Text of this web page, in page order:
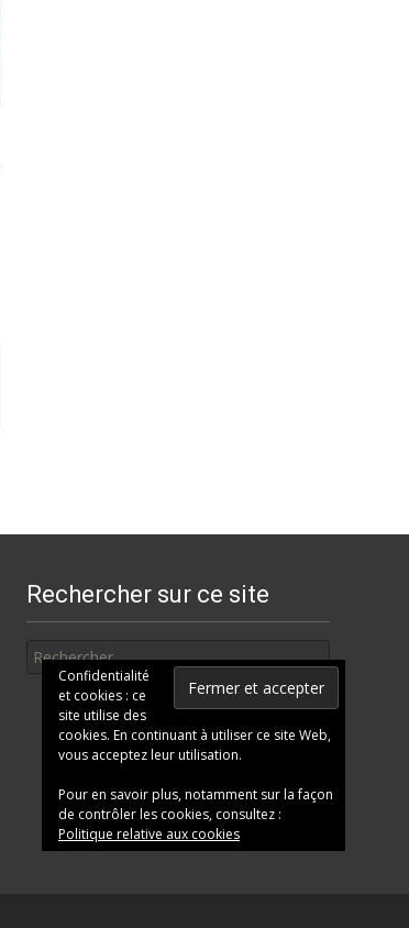
Rechercher sur ce site
Confidentialité
et cookies : ce
site utilise des
cookies. En continuant à utiliser ce site Web,
vous acceptez leur utilisation.
Pour en savoir plus, notamment sur la façon
de contrôler les cookies, consultez :
Politique relative aux cookies